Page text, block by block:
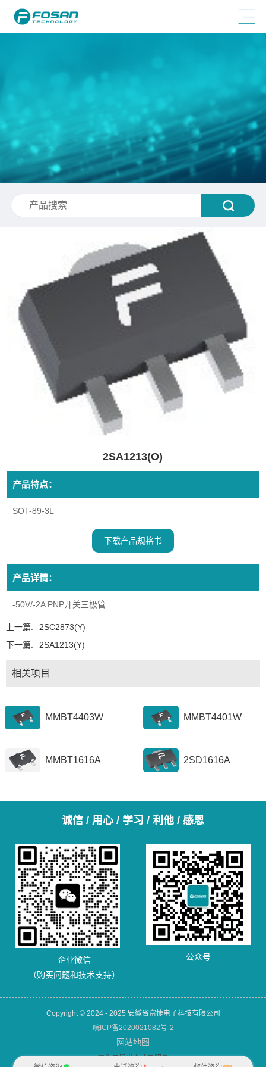
2SA1213(O)
产品特点：
SOT-89-3L
下载产品规格书
产品详情：
-50V/-2A PNP开关三极管
上一篇:
2SC2873(Y)
下一篇:
2SA1213(Y)
相关项目
MMBT4403W MMBT4401W
MMBT1616A 2SD1616A
诚信 / 用心 / 学习 / 利他 / 感恩
企业微信
（购买问题和技术支持）
公众号
Copyright © 2024 - 2025 安徽省富捷电子科技有限公司
皖ICP备2020021082号-2
网站地图